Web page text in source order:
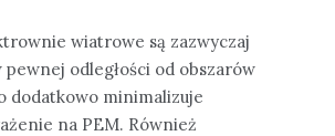
wiatrowe są zazwyczaj
odległości od obszarów
dodatkowo minimalizuje
na PEM. Również